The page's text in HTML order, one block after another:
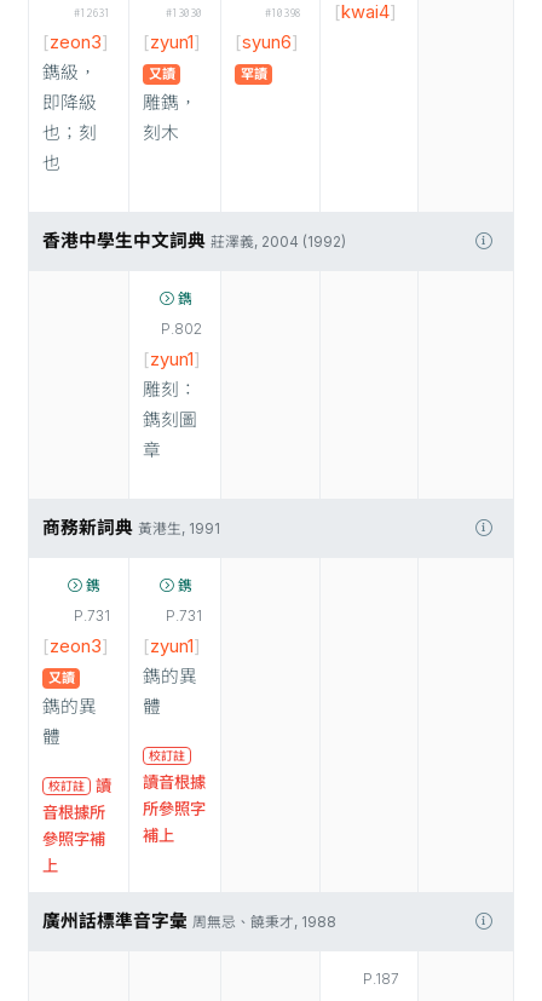
#12631
[zeon3]
鐫級，
即降級
也；刻
也
#13030
[zyun1]
又讀
雕鐫，
刻木
#10398
[syun6]
罕讀
[kwai4]
香港中學生中文詞典 莊澤義, 2004 (1992)
鐫
P.802
[zyun1]
雕刻：
鐫刻圖
章
商務新詞典 黃港生, 1991
鎸
P.731
[zeon3]
又讀
鐫的異
體
校訂註
讀
音根據所
參照字補
上
鎸
P.731
[zyun1]
鐫的異
體
校訂註
讀音根據
所參照字
補上
廣州話標準音字彙 周無忌、饒秉才, 1988
P.187